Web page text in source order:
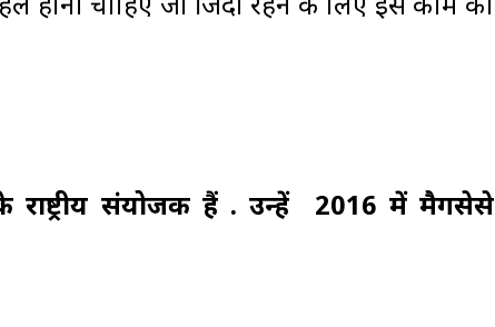
होनी चाहिए जो जिंदा रहने के लिए इस काम को
राष्ट्रीय संयोजक हैं . उन्हें 2016 में मैगसेसे